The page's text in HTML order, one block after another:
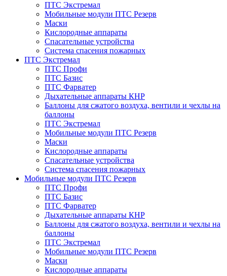
ПТС Экстремал
Мобильные модули ПТС Резерв
Маски
Кислородные аппараты
Спасательные устройства
Система спасения пожарных
ПТС Экстремал
ПТС Профи
ПТС Базис
ПТС Фарватер
Дыхательные аппараты КНР
Баллоны для сжатого воздуха, вентили и чехлы на
баллоны
ПТС Экстремал
Мобильные модули ПТС Резерв
Маски
Кислородные аппараты
Спасательные устройства
Система спасения пожарных
Мобильные модули ПТС Резерв
ПТС Профи
ПТС Базис
ПТС Фарватер
Дыхательные аппараты КНР
Баллоны для сжатого воздуха, вентили и чехлы на
баллоны
ПТС Экстремал
Мобильные модули ПТС Резерв
Маски
Кислородные аппараты